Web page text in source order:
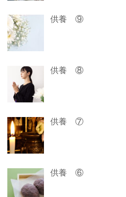
ョ
ン
供養 ⑨
供養 ⑧
供養 ⑦
供養 ⑥